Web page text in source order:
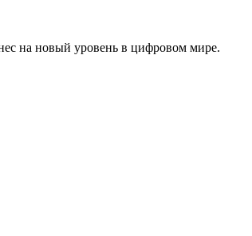
на новый уровень в цифровом мире.